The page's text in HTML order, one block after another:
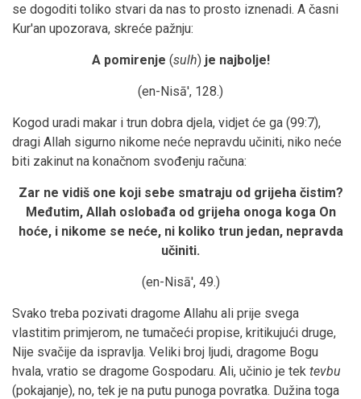
se dogoditi toliko stvari da nas to prosto iznenadi. A časni
Kur'an upozorava, skreće pažnju:
A pomirenje (sulh)je najbolje!
(en-Nisā', 128.)
Kogod uradi makar i trun dobra djela, vidjet će ga (99:7),
dragi Allah sigurno nikome neće nepravdu učiniti, niko neće
biti zakinut na konačnom svođenju računa:
Zar ne vidiš one koji sebe smatraju od grijeha čistim?
Međutim, Allah oslobađa od grijeha onoga koga On
hoće, i nikome se neće, ni koliko trun jedan, nepravda
učiniti.
(en-Nisā', 49.)
Svako treba pozivati dragome Allahu ali prije svega
vlastitim primjerom, ne tumačeći propise, kritikujući druge,
Nije svačije da ispravlja. Veliki broj ljudi, dragome Bogu
hvala, vratio se dragome Gospodaru. Ali, učinio je tek tevbu
(pokajanje), no, tek je na putu punoga povratka. Dužina toga